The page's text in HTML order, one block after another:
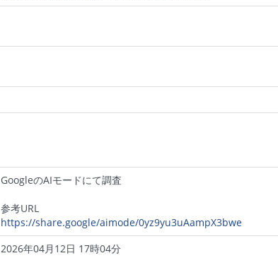
GoogleのAIモードにて調査
参考URL
https://share.google/aimode/0yz9yu3uAampX3bwe
2026年04月12日 17時04分